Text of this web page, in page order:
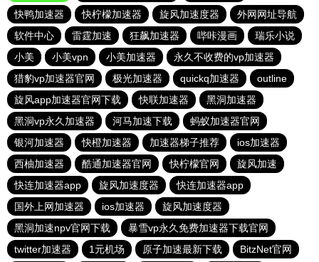
快鸭加速器
快柠檬加速器 旋风加速度器
外网网址导航
软件中心
雷霆加速 狂飙加速器 哔咔漫画
瑞乐小说
小美
小美vpn 小美加速器
永久不收费的vp加速器
猎豹vp加速器官网
极光加速器 quickq加速器
outline
旋风app加速器官网下载
快联加速器
黑洞加速器
黑洞vp永久加速器
河马加速下载
蚂蚁加速器官网
银河加速器
快橙加速器 加速器梯子推荐
ios加速器
西柚加速器
酷通加速器官网 快柠檬官网
旋风加速
快连加速器app
旋风加速度器
快连加速器app
国外上网加速器
ios加速器
旋风加速度器
黑洞加速npv官网下载
暴雪vp永久免费加速器下载官网
twitter加速器
1元机场 原子加速最新下载 BitzNet官网